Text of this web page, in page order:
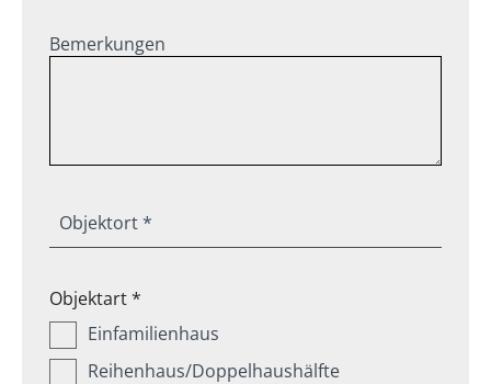
Bemerkungen
Objektort *
Objektart *
Einfamilienhaus
Reihenhaus/Doppelhaushälfte